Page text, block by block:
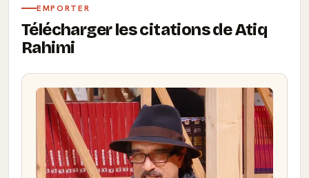
EMPORTER
Télécharger les citations de Atiq
Rahimi